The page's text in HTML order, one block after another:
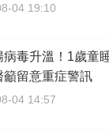
04 19:10
病毒升溫！1歲童
留意重症警訊
04 14:57